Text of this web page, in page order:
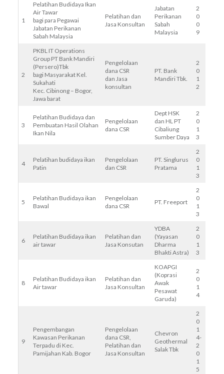
1
Pelatihan Budidaya Ikan
Air Tawar
bagi para Pegawai
Jabatan Perikanan
Sabah Malaysia
Pelatihan dan
Jasa Konsultan
Jabatan
Perikanan
Sabah
Malaysia
2
0
0
9
2
PKBL IT Operations
Group PT Bank Mandiri
(Persero)Tbk
bagi Masyarakat Kel.
Sukahati
Kec. Cibinong – Bogor,
Jawa barat
Pengelolaan
dana CSR
dan Jasa
konsultan
PT. Bank
Mandiri Tbk.
2
0
1
2
3
Pelatihan Budidaya dan
Pembuatan Hasil Olahan
Ikan Nila
Pengelolaan
dana CSR
Dept HSK
dan HL PT
Cibaliung
Sumber Daya
2
0
1
3
4
Pelatihan budidaya ikan
Patin
Pengelolaan
dan CSR
PT. Singlurus
Pratama
2
0
1
3
5
Pelatihan Budidaya ikan
Bawal
Pengelolaan
dana CSR
PT. Freeport
2
0
1
3
6
Pelatihan Budidaya ikan
air tawar
Pelatihan dan
Jasa Konsutan
YDBA
(Yayasan
Dharma
Bhakti Astra)
2
0
1
3
8
Pelatihan Budidaya ikan
Air tawar
Pelatihan dan
Jasa Konsultan
KOAPGI
(Koprasi
Awak
Pesawat
Garuda)
2
0
1
4
9
Pengembangan
Kawasan Perikanan
Terpadu di Kec.
Pamijahan Kab. Bogor
Pengelolaan
dana CSR,
Pelatihan dan
Jasa Konsultan
Chevron
Geothermal
Salak Tbk
2
0
1
4-
2
0
1
5